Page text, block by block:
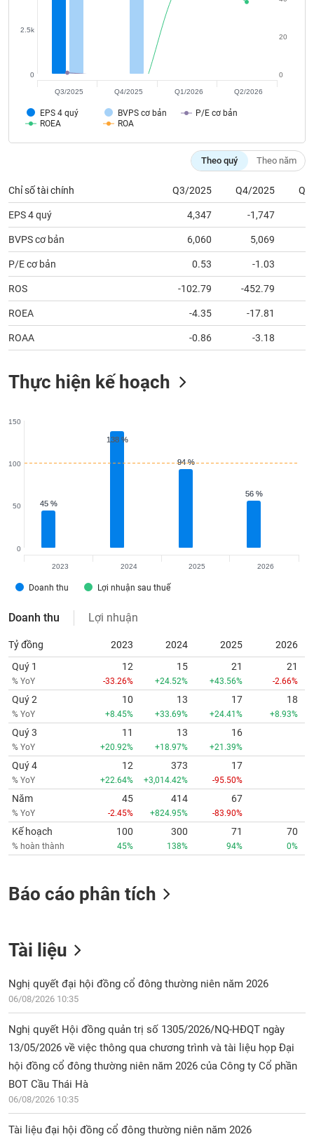
EPS 4 quý BVPS cơ bản
P/E cơ bản
ROEA
ROA
0
2.5k
0
20
Q3/2025 Q4/2025 Q1/2026 Q2/2026
Theo quý Theo năm
Chỉ số tài chính Q3/2025 Q4/2025
EPS 4 quý 4,347 -1,747
BVPS cơ bản 6,060 5,069
P/E cơ bản 0.53 -1.03
ROS -102.79 -452.79
ROEA -4.35 -17.81
ROAA -0.86 -3.18
Thực hiện kế hoạch
45 %
45 %
138 %
138 %
94 %
94 %
56 %
56 %
Doanh thu Lợi nhuận sau thuế
0
50
100
150
2023 2024 2025 2026
Doanh thu Lợi nhuận
Tỷ đồng 2023 2024 2025
2026
Quý 1
% YoY
12
-33.26%
15
+24.52%
21
+43.56%
21
-2.66%
Quý 2
% YoY
10
+8.45%
13
+33.69%
17
+24.41%
18
+8.93%
Quý 3
% YoY
11
+20.92%
13
+18.97%
16
+21.39%
Quý 4
% YoY
12
+22.64%
373
+3,014.42%
17
-95.50%
Năm
% YoY
45
-2.45%
414
+824.95%
67
-83.90%
Kế hoạch
% hoàn thành
100
45%
300
138%
71
94%
70
0%
Báo cáo phân tích
Tài liệu
Nghị quyết đại hội đồng cổ đông thường niên năm 2026
06/08/2026 10:35
Nghị quyết Hội đồng quản trị số 1305/2026/NQ-HĐQT ngày
13/05/2026 về việc thông qua chương trình và tài liệu họp Đại
hội đồng cổ đông thường niên năm 2026 của Công ty Cổ phần
BOT Cầu Thái Hà
06/08/2026 10:35
Tài liệu đại hội đồng cổ đông thường niên năm 2026
thông
liệu
tài
chính